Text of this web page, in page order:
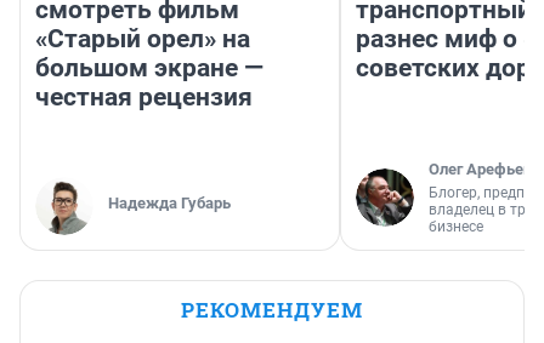
смотреть фильм
«Старый орел» на
большом экране —
честная рецензия
Надежда Губарь
транспортный
разнес миф о
советских
Олег Арефьев
Блогер,
владелец в
бизнесе
РЕКОМЕНДУЕМ